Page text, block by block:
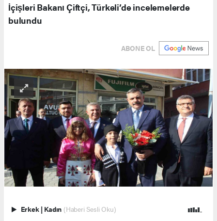
İçişleri Bakanı Çiftçi, Türkeli’de incelemelerde
bulundu
ABONE OL
Erkek | Kadın (Haberi Sesli Oku)